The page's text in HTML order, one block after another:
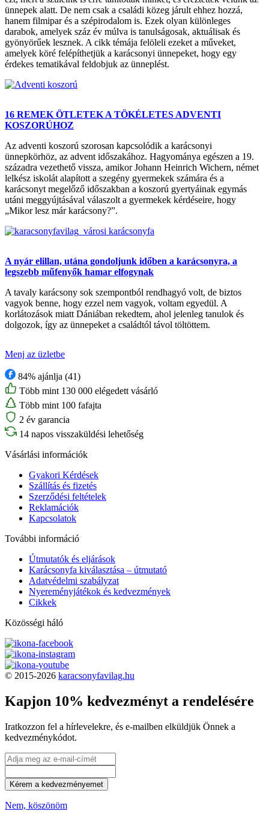
ünnepek alatt. De nem csak a családi közeg járult ehhez hozzá,
hanem filmipar és a szépirodalom is. Ezek olyan különleges
darabok, amelyek száz év múlva is tanulságosak, aktuálisak és
gyönyörűek lesznek. A cikk témája felöleli ezeket a műveket,
amelyek köré felépíthetjük a karácsonyi ünnepeket, hogy egy
érdekes tematikával feldobjuk az ünneplést.
16 REMEK ÖTLETEK A TÖKÉLETES ADVENTI
KOSZORÚHOZ
Az adventi koszorú szorosan kapcsolódik a karácsonyi
ünnepkörhöz, az advent időszakához. Hagyománya egészen a 19.
századra vezethető vissza, amikor Johann Heinrich Wichern, német
lelkész iskolát alapított a szegény gyermekek számára és a
karácsonyt megelőző időszakban a koszorú gyertyáinak egymás
utáni meggyújtásával válaszolt a gyermekek kérdéseire, hogy
„Mikor lesz már karácsony?”.
A nyár elillan, utána gondoljunk időben a karácsonyra, a
legszebb műfenyők hamar elfogynak
A tavaly karácsony sok szempontból rendhagyó volt, de biztos
vagyok benne, hogy ezzel nem vagyok, voltam egyedül. A
korlátozások miatt Dániában rekedtem, ahol jelenleg tanulok és
dolgozok, így az ünnepeket a családtól távol töltöttem.
Menj az üzletbe
84% ajánlja (41)
Több mint 130 000 elégedett vásárló
Több mint 100 fafajta
2 év garancia
14 napos visszaküldési lehetőség
Vásárlási információk
Gyakori Kérdések
Szállítás és fizetés
Szerződési feltételek
Reklamációk
Kapcsolatok
További információ
Útmutatók és eljárások
Karácsonyfa kiválasztása – útmutató
Adatvédelmi szabályzat
Nyereményjátékok és kedvezmények
Cikkek
Közösségi háló
© 2015-2026 karacsonyfavilag.hu
Kapjon 10% kedvezményt a rendelésére
Iratkozzon fel a hírlevelekre, és e-mailben elküldjük Önnek a
kedvezménykódot.
Kérem a kedvezményemet
Nem, köszönöm